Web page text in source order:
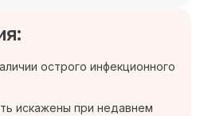
острого инфекционного
искажены при недавнем